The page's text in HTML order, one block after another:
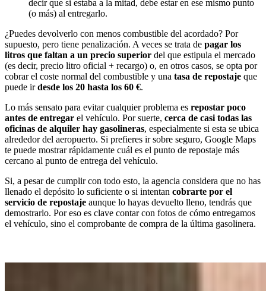
decir que si estaba a la mitad, debe estar en ese mismo punto
(o más) al entregarlo.
¿Puedes devolverlo con menos combustible del acordado? Por
supuesto, pero tiene penalización. A veces se trata de pagar los
litros que faltan a un precio superior del que estipula el mercado
(es decir, precio litro oficial + recargo) o, en otros casos, se opta por
cobrar el coste normal del combustible y una tasa de repostaje que
puede irdesde los 20 hasta los 60 €.
Lo más sensato para evitar cualquier problema es repostar poco
antes de entregar el vehículo. Por suerte, cerca de casi todas las
oficinas de alquiler hay gasolineras, especialmente si esta se ubica
alrededor del aeropuerto. Si prefieres ir sobre seguro, Google Maps
te puede mostrar rápidamente cuál es el punto de repostaje más
cercano al punto de entrega del vehículo.
Si, a pesar de cumplir con todo esto, la agencia considera que no has
llenado el depósito lo suficiente o si intentan cobrarte por el
servicio de repostaje aunque lo hayas devuelto lleno, tendrás que
demostrarlo. Por eso es clave contar con fotos de cómo entregamos
el vehículo, sino el comprobante de compra de la última gasolinera.